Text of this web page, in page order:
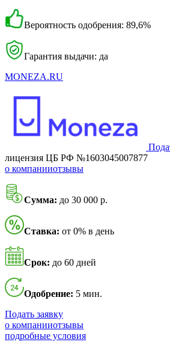
Вероятность одобрения: 89,6%
Гарантия выдачи: да
MONEZA.RU
лицензия ЦБ РФ №1603045007877
о компанииотзывы
Сумма: до 30 000 р.
Ставка: от 0% в день
Срок: до 60 дней
Одобрение: 5 мин.
Подать заявку
о компанииотзывы
подробные условия